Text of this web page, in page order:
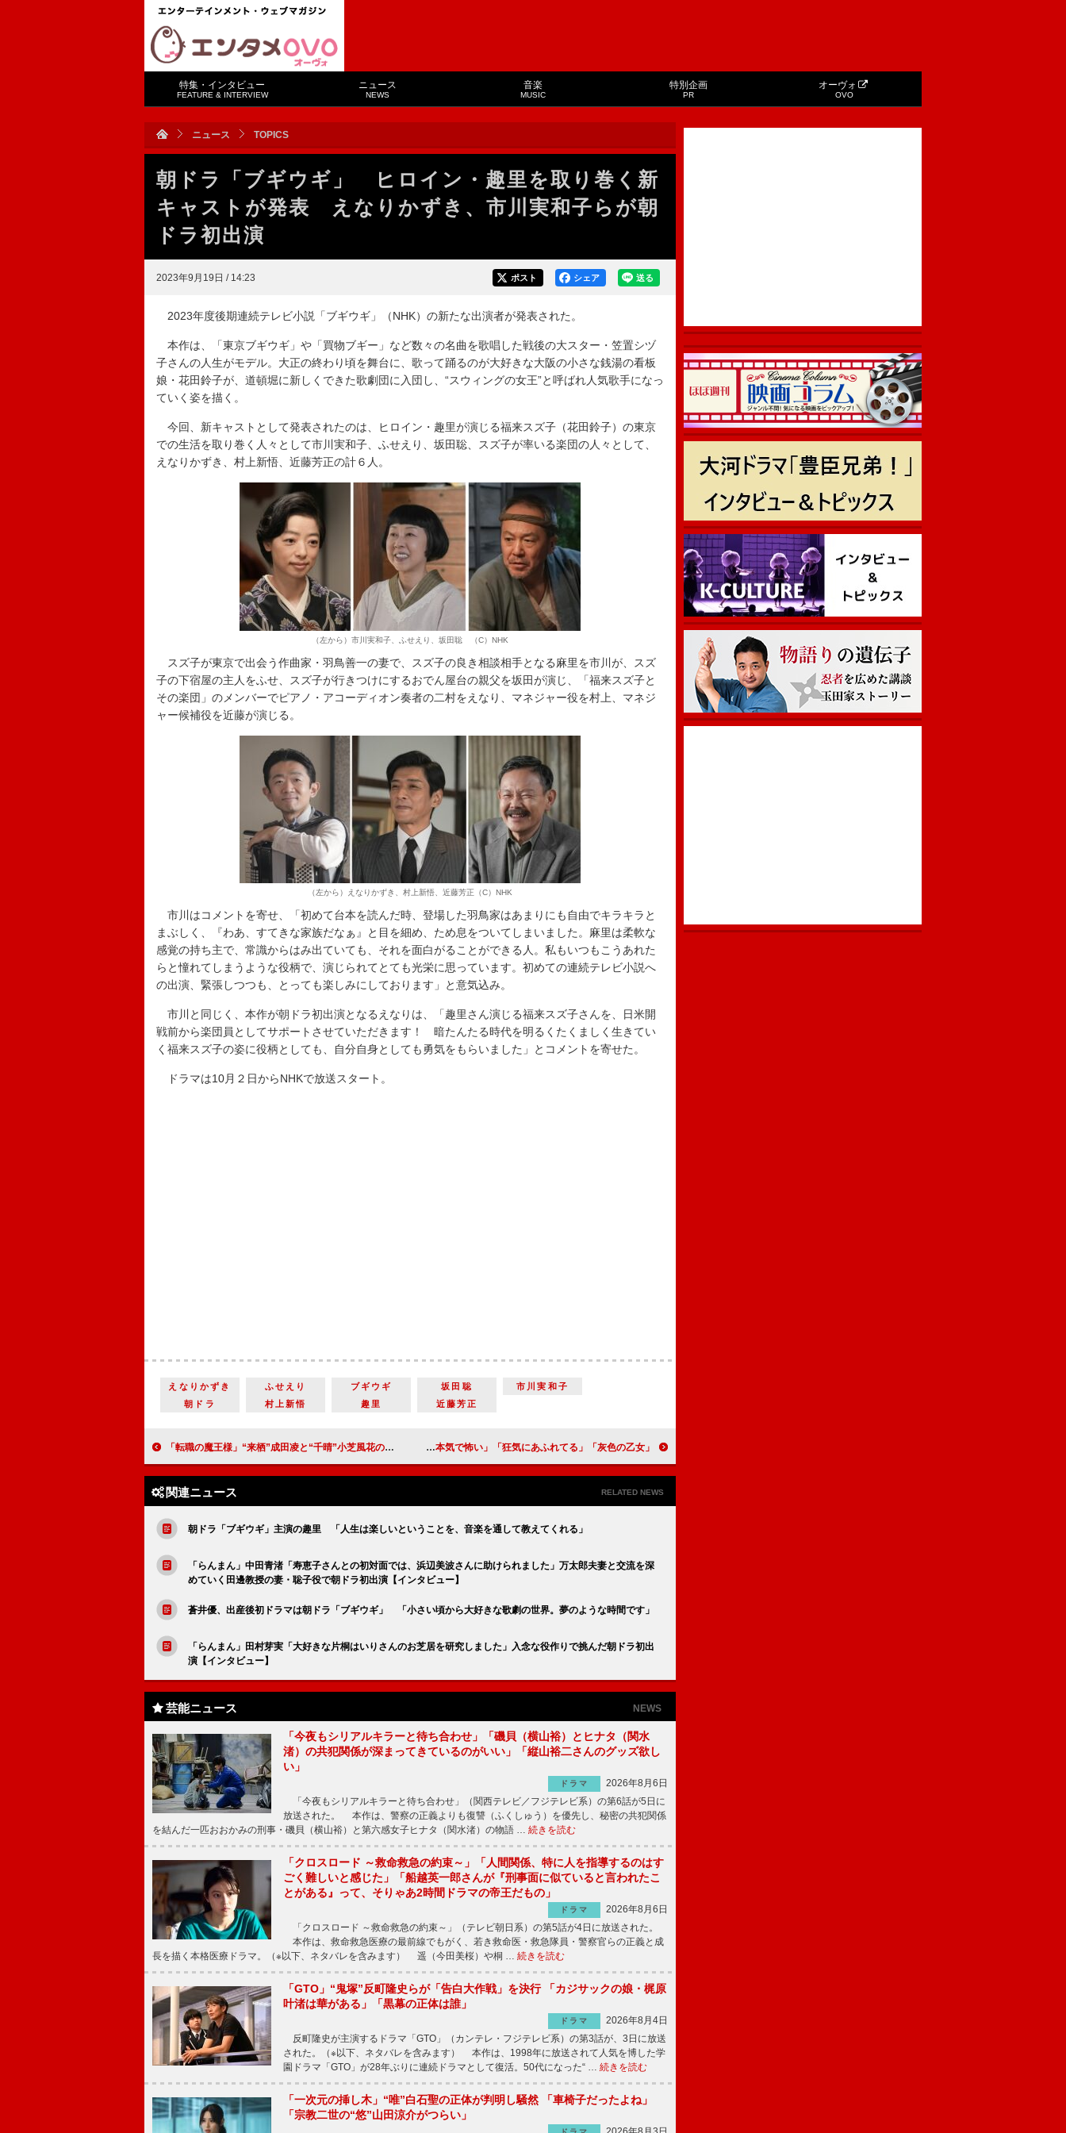
特集・インタビュー
FEATURE & INTERVIEW
ニュース
NEWS
音楽
MUSIC
特別企画
PR
オーヴォ
OVO
ニュース TOPICS
朝ドラ「ブギウギ」 ヒロイン・趣里を取り巻く新
キャストが発表 えなりかずき、市川実和子らが朝
ドラ初出演
2023年9月19日 / 14:23 送る
シェア
ポスト
2023年度後期連続テレビ小説「ブギウギ」（NHK）の新たな出演者が発表された。
本作は、「東京ブギウギ」や「買物ブギー」など数々の名曲を歌唱した戦後の大スター・笠置シヅ
子さんの人生がモデル。大正の終わり頃を舞台に、歌って踊るのが大好きな大阪の小さな銭湯の看板
娘・花田鈴子が、道頓堀に新しくできた歌劇団に入団し、“スウィングの女王”と呼ばれ人気歌手になっ
ていく姿を描く。
今回、新キャストとして発表されたのは、ヒロイン・趣里が演じる福来スズ子（花田鈴子）の東京
での生活を取り巻く人々として市川実和子、ふせえり、坂田聡、スズ子が率いる楽団の人々として、
えなりかずき、村上新悟、近藤芳正の計６人。
（左から）市川実和子、ふせえり、坂田聡 （C）NHK
スズ子が東京で出会う作曲家・羽鳥善一の妻で、スズ子の良き相談相手となる麻里を市川が、スズ
子の下宿屋の主人をふせ、スズ子が行きつけにするおでん屋台の親父を坂田が演じ、「福来スズ子と
その楽団」のメンバーでピアノ・アコーディオン奏者の二村をえなり、マネジャー役を村上、マネジ
ャー候補役を近藤が演じる。
（左から）えなりかずき、村上新悟、近藤芳正（C）NHK
市川はコメントを寄せ、「初めて台本を読んだ時、登場した羽鳥家はあまりにも自由でキラキラと
まぶしく、『わあ、すてきな家族だなぁ』と目を細め、ため息をついてしまいました。麻里は柔軟な
感覚の持ち主で、常識からはみ出ていても、それを面白がることができる人。私もいつもこうあれた
らと憧れてしまうような役柄で、演じられてとても光栄に思っています。初めての連続テレビ小説へ
の出演、緊張しつつも、とっても楽しみにしております」と意気込み。
市川と同じく、本作が朝ドラ初出演となるえなりは、「趣里さん演じる福来スズ子さんを、日米開
戦前から楽団員としてサポートさせていただきます！ 暗たんたる時代を明るくたくましく生きてい
く福来スズ子の姿に役柄としても、自分自身としても勇気をもらいました」とコメントを寄せた。
ドラマは10月２日からNHKで放送スタート。
えなりかずき ふせえり ブギウギ 坂田聡
市川実和子
朝ドラ
村上新悟 趣里 近藤芳正
「転職の魔王様」“来栖”成田凌と“千晴”小芝風花の出会いに「感動した」 「来栖が千晴のことを大切に思っている理由が分かった」 「灰色の乙女」ストーカー“蔦子”桜井玲香の演技が「怖過ぎる」 「ダークな蔦子が本気で怖い」「狂気にあふれてる」
関連ニュース RELATED NEWS
朝ドラ「ブギウギ」主演の趣里 「人生は楽しいということを、音楽を通して教えてくれる」
「らんまん」中田青渚「寿恵子さんとの初対面では、浜辺美波さんに助けられました」万太郎夫妻と交流を深
めていく田邊教授の妻・聡子役で朝ドラ初出演【インタビュー】
蒼井優、出産後初ドラマは朝ドラ「ブギウギ」 「小さい頃から大好きな歌劇の世界。夢のような時間です」
「らんまん」田村芽実「大好きな片桐はいりさんのお芝居を研究しました」入念な役作りで挑んだ朝ドラ初出
演【インタビュー】
芸能ニュース NEWS
「今夜もシリアルキラーと待ち合わせ」「磯貝（横山裕）とヒナタ（関水
渚）の共犯関係が深まってきているのがいい」「縦山裕二さんのグッズ欲し
い」
ドラマ
2026年8月6日
「今夜もシリアルキラーと待ち合わせ」（関西テレビ／フジテレビ系）の第6話が5日に
放送された。 本作は、警察の正義よりも復讐（ふくしゅう）を優先し、秘密の共犯関係
を結んだ一匹おおかみの刑事・磯貝（横山裕）と第六感女子ヒナタ（関水渚）の物語 … 続きを読む
「クロスロード ～救命救急の約束～」「人間関係、特に人を指導するのはす
ごく難しいと感じた」「船越英一郎さんが『刑事面に似ていると言われたこ
とがある』って、そりゃあ2時間ドラマの帝王だもの」
ドラマ
2026年8月6日
「クロスロード ～救命救急の約束～」（テレビ朝日系）の第5話が4日に放送された。
本作は、救命救急医療の最前線でもがく、若き救命医・救急隊員・警察官らの正義と成
長を描く本格医療ドラマ。（※以下、ネタバレを含みます） 遥（今田美桜）や桐 … 続きを読む
「GTO」“鬼塚”反町隆史らが「告白大作戦」を決行 「カジサックの娘・梶原
叶渚は華がある」「黒幕の正体は誰」
ドラマ
2026年8月4日
反町隆史が主演するドラマ「GTO」（カンテレ・フジテレビ系）の第3話が、3日に放送
された。（※以下、ネタバレを含みます） 本作は、1998年に放送されて人気を博した学
園ドラマ「GTO」が28年ぶりに連続ドラマとして復活。50代になった“ … 続きを読む
「一次元の挿し木」“唯”白石聖の正体が判明し騒然 「車椅子だったよね」
「宗教二世の“悠”山田涼介がつらい」